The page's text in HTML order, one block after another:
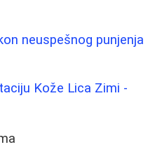
neuspešnog punjenja
Kože Lica Zimi -